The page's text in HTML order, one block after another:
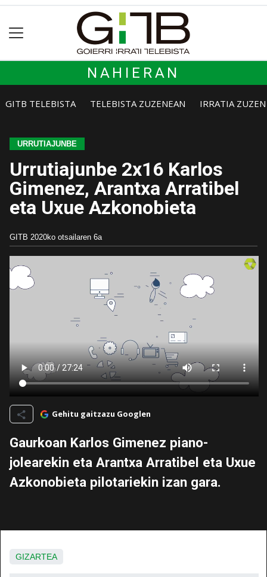
NAHIERAN
GITB TELEBISTA TELEBISTA ZUZENEAN IRRATIA
URRUTIAJUNBE
Urrutiajunbe 2x16 Karlos
Gimenez, Arantxa Arratibel
eta Uxue Azkonobieta
GITB 2020ko otsailaren 6a
Gehitu gaitzazu Googlen
Gaurkoan Karlos Gimenez piano-
jolearekin eta Arantxa Arratibel eta Uxue
Azkonobieta pilotariekin izan gara.
GIZARTEA